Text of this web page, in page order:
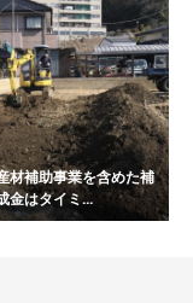
材補助事業を含めた補
金はタイミ...